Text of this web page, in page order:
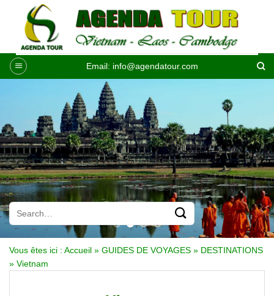
contenu
Email: info@agendatour.com
Vous êtes ici : Accueil » GUIDES DE VOYAGES » DESTINATIONS
» Vietnam